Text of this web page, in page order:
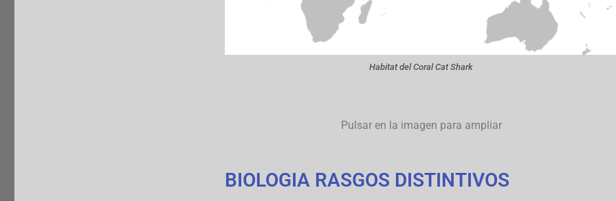
Habitat del Coral Cat Shark
Pulsar en la imagen para ampliar
BIOLOGIA RASGOS DISTINTIVOS